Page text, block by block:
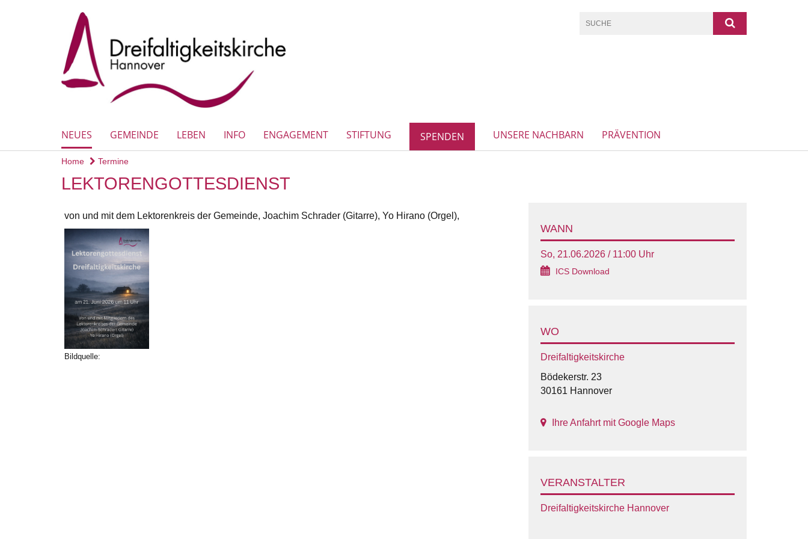
NEUES GEMEINDE LEBEN INFO ENGAGEMENT STIFTUNG SPENDEN UNSERE NACHBARN PRÄVENTION
Home Termine
LEKTORENGOTTESDIENST
von und mit dem Lektorenkreis der Gemeinde, Joachim Schrader (Gitarre), Yo Hirano (Orgel),
Bildquelle:
WANN
So, 21.06.2026 / 11:00 Uhr
ICS Download
WO
Dreifaltigkeitskirche
Bödekerstr. 23
30161 Hannover
Ihre Anfahrt mit Google Maps
VERANSTALTER
Dreifaltigkeitskirche Hannover